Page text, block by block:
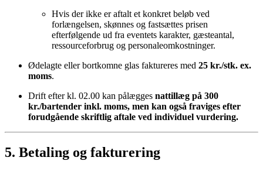
Hvis der ikke er aftalt et konkret beløb ved
forlængelsen, skønnes og fastsættes prisen
efterfølgende ud fra eventets karakter, gæsteantal,
ressourceforbrug og personaleomkostninger.
Ødelagte eller bortkomne glas faktureres med 25 kr./stk. ex.
moms.
Drift efter kl. 02.00 kan pålægges nattillæg på 300
kr./bartender inkl. moms, men kan også fraviges efter
forudgående skriftlig aftale ved individuel vurdering.
5. Betaling og fakturering